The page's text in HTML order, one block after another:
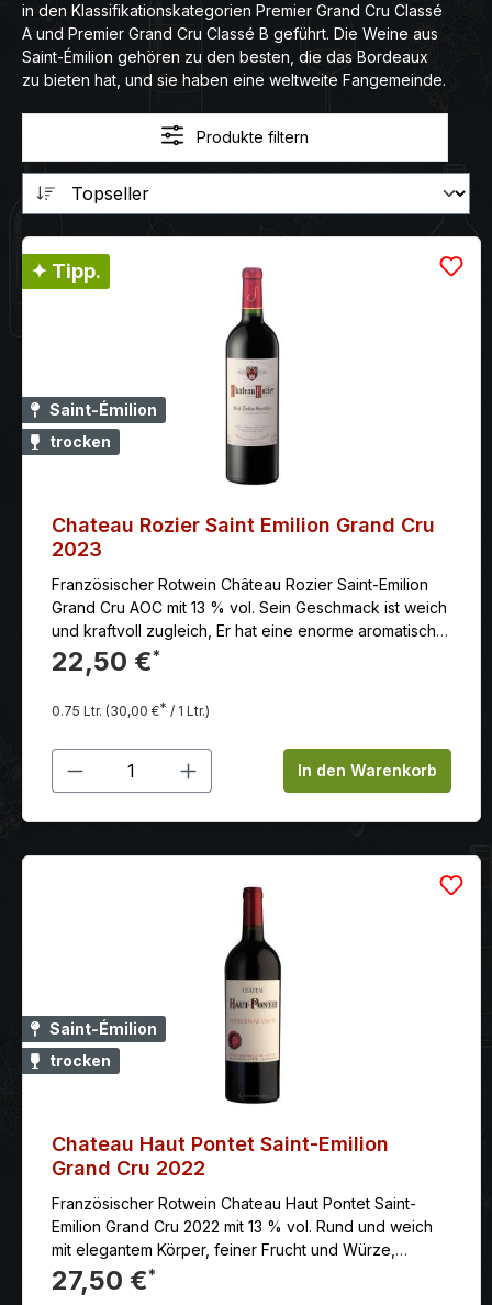
in den Klassifikationskategorien Premier Grand Cru Classé
A und Premier Grand Cru Classé B geführt. Die Weine aus
Saint-Émilion gehören zu den besten, die das Bordeaux
zu bieten hat, und sie haben eine weltweite Fangemeinde.
Produkte filtern
✦ Tipp.
Saint-Émilion
trocken
Chateau Rozier Saint Emilion Grand Cru
2023
Französischer Rotwein Château Rozier Saint-Emilion
Grand Cru AOC mit 13 % vol. Sein Geschmack ist weich
und kraftvoll zugleich, Er hat eine enorme aromatischer
Fülle. Frucht und Frische am Gaumen, vollmundig, mit
exzellenter Struktur der dicht geknüpften und zugleich
seidigen Tannine
22,50 €*
0.75 Ltr. (30,00 €* / 1 Ltr.)
Produkt Anzahl: Gib denIn den Warenkorb
Saint-Émilion
trocken
Chateau Haut Pontet Saint-Emilion
Grand Cru 2022
Französischer Rotwein Chateau Haut Pontet Saint-
Emilion Grand Cru 2022 mit 13 % vol. Rund und weich
mit elegantem Körper, feiner Frucht und Würze,
ausgewogen mit zupackendem, jedoch exzellent
integrierten Gerbstoffen.
27,50 €*